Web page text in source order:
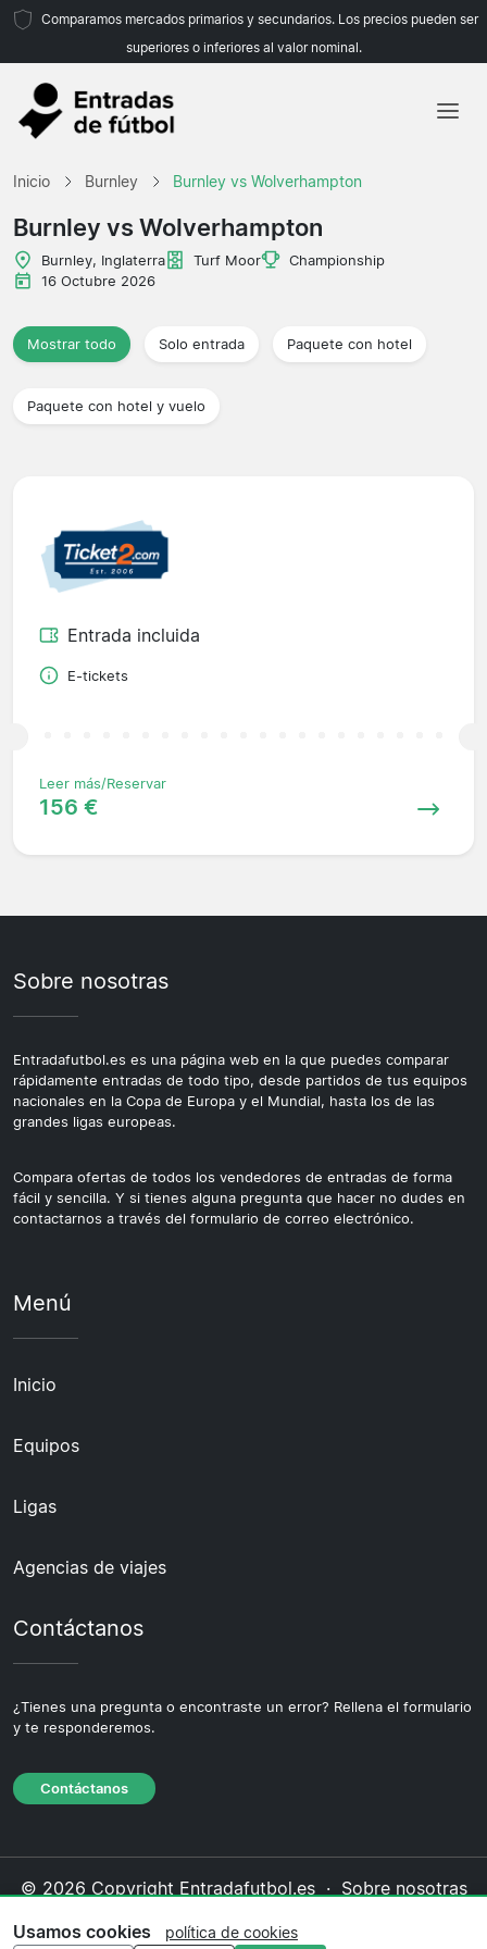
Comparamos mercados primarios y secundarios. Los precios pueden ser
superiores o inferiores al valor nominal.
Inicio Burnley Burnley vs Wolverhampton
Burnley vs Wolverhampton
Burnley, Inglaterra Turf Moor
Championship
16 Octubre 2026
Mostrar todo Solo entrada Paquete con hotel
Paquete con hotel y vuelo
Entrada incluida
E-tickets
Leer más/Reservar
156 €
Sobre nosotras
Entradafutbol.es es una página web en la que puedes comparar
rápidamente entradas de todo tipo, desde partidos de tus equipos
nacionales en la Copa de Europa y el Mundial, hasta los de las
grandes ligas europeas.
Compara ofertas de todos los vendedores de entradas de forma
fácil y sencilla. Y si tienes alguna pregunta que hacer no dudes en
contactarnos a través del formulario de correo electrónico.
Menú
Inicio
Equipos
Ligas
Agencias de viajes
Contáctanos
¿Tienes una pregunta o encontraste un error? Rellena el formulario
y te responderemos.
Contáctanos
© 2026 Copyright Entradafutbol.es · Sobre nosotras
cookies·Política editorial
Usamos cookies política de cookies